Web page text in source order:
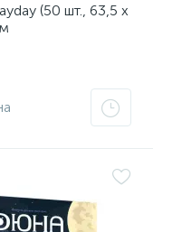
(50 шт., 63,5 x